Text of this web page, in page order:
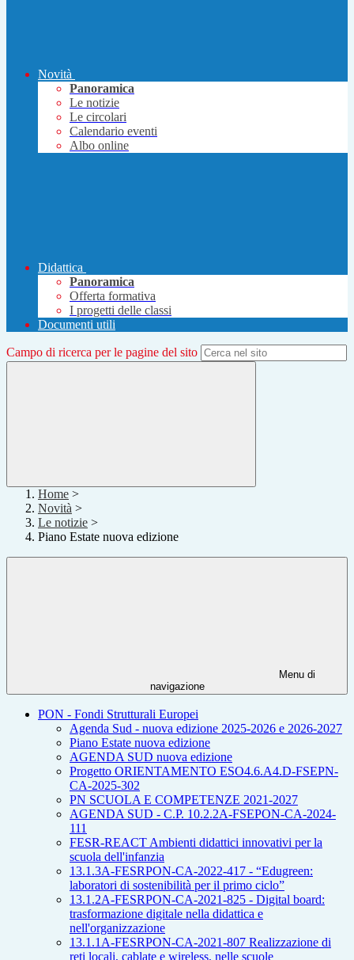
Novità
Panoramica
Le notizie
Le circolari
Calendario eventi
Albo online
Didattica
Panoramica
Offerta formativa
I progetti delle classi
Documenti utili
Campo di ricerca per le pagine del sito
Home >
Novità >
Le notizie >
Piano Estate nuova edizione
Menu di
navigazione
PON - Fondi Strutturali Europei
Agenda Sud - nuova edizione 2025-2026 e 2026-2027
Piano Estate nuova edizione
AGENDA SUD nuova edizione
Progetto ORIENTAMENTO ESO4.6.A4.D-FSEPN-
CA-2025-302
PN SCUOLA E COMPETENZE 2021-2027
AGENDA SUD - C.P. 10.2.2A-FSEPON-CA-2024-
111
FESR-REACT Ambienti didattici innovativi per la
scuola dell'infanzia
13.1.3A-FESRPON-CA-2022-417 - “Edugreen:
laboratori di sostenibilità per il primo ciclo”
13.1.2A-FESRPON-CA-2021-825 - Digital board:
trasformazione digitale nella didattica e
nell'organizzazione
13.1.1A-FESRPON-CA-2021-807 Realizzazione di
reti locali, cablate e wireless, nelle scuole